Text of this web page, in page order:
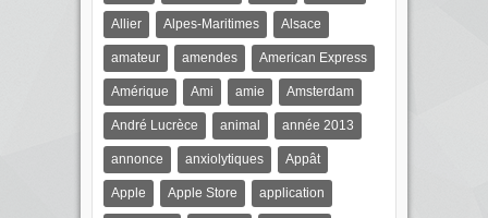
Allier Alpes-Maritimes Alsace
amateur amendes American Express
Amérique Ami amie Amsterdam
André Lucrèce animal année 2013
annonce anxiolytiques Appât
Apple Apple Store application